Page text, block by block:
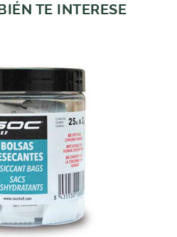
TE INTERESE